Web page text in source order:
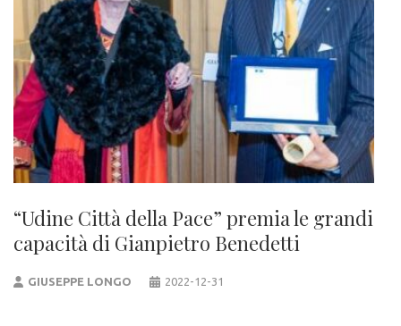
“Udine Città della Pace” premia le grandi
capacità di Gianpietro Benedetti
GIUSEPPE LONGO 2022-12-31